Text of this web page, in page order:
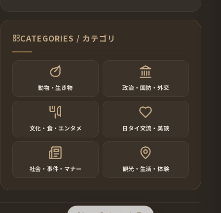
CATEGORIES / カテゴリ
動物・生き物 政治・国防・外交
文化・食・エンタメ 日タイ交流・美談
社会・事件・マナー 観光・生活・体験